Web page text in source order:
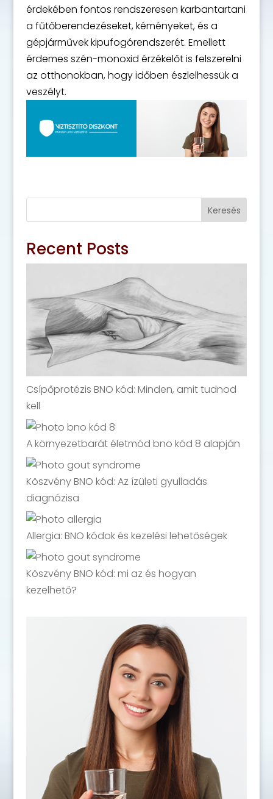
érdekében fontos rendszeresen karbantartani
a fűtőberendezéseket, kéményeket, és a
gépjárművek kipufogórendszerét. Emellett
érdemes szén-monoxid érzékelőt is felszerelni
az otthonokban, hogy időben észlelhessük a
veszélyt.
Keresés
Recent Posts
Csípőprotézis BNO kód: Minden, amit tudnod
kell
A környezetbarát életmód bno kód 8 alapján
Köszvény BNO kód: Az ízületi gyulladás
diagnózisa
Allergia: BNO kódok és kezelési lehetőségek
Köszvény BNO kód: mi az és hogyan
kezelhető?